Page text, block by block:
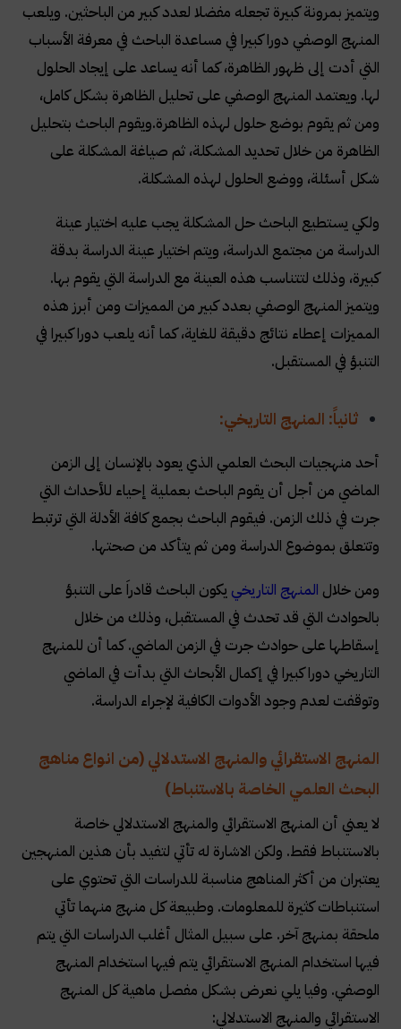
ويتميز بمرونة كبيرة تجعله مفضلا لعدد كبير من الباحثين. ويلعب
المنهج الوصفي دورا كبيرا في مساعدة الباحث في معرفة الأسباب
التي أدت إلى ظهور الظاهرة، كما أنه يساعد على إيجاد الحلول
لها. ويعتمد المنهج الوصفي على تحليل الظاهرة بشكل كامل،
ومن ثم يقوم بوضع حلول لهذه الظاهرة.ويقوم الباحث بتحليل
الظاهرة من خلال تحديد المشكلة، ثم صياغة المشكلة على
شكل أسئلة، ووضع الحلول لهذه المشكلة.
ولكي يستطيع الباحث حل المشكلة يجب عليه اختيار عينة
الدراسة من مجتمع الدراسة، ويتم اختيار عينة الدراسة بدقة
كبيرة، وذلك لتتناسب هذه العينة مع الدراسة التي يقوم بها.
ويتميز المنهج الوصفي بعدد كبير من المميزات ومن أبرز هذه
المميزات إعطاء نتائج دقيقة للغاية، كما أنه يلعب دورا كبيرا في
التنبؤ في المستقبل.
ثانياً: المنهج التاريخي:
أحد منهجيات البحث العلمي الذي يعود بالإنسان إلى الزمن
الماضي من أجل أن يقوم الباحث بعملية إحياء للأحداث التي
جرت في ذلك الزمن. فيقوم الباحث بجمع كافة الأدلة التي ترتبط
وتتعلق بموضوع الدراسة ومن ثم يتأكد من صحتها.
ومن خلال المنهج التاريخي يكون الباحث قادراَ على التنبؤ
بالحوادث التي قد تحدث في المستقبل، وذلك من خلال
إسقاطها على حوادث جرت في الزمن الماضي. كما أن للمنهج
التاريخي دورا كبيرا في إكمال الأبحاث التي بدأت في الماضي
وتوقفت لعدم وجود الأدوات الكافية لإجراء الدراسة.
المنهج الاستقرائي والمنهج الاستدلالي(من انواع مناهج
البحث العلمي الخاصة بالاستنباط)
لا يعني أن المنهج الاستقرائي والمنهج الاستدلالي خاصة
بالاستنباط فقط. ولكن الاشارة له تأتي لتفيد بأن هذين المنهجين
يعتبران من أكثر المناهج مناسبة للدراسات التي تحتوي على
استنباطات كثيرة للمعلومات. وطبيعة كل منهج منهما تأتي
ملحقة بمنهج آخر. على سبيل المثال أغلب الدراسات التي يتم
فيها استخدام المنهج الاستقرائي يتم فيها استخدام المنهج
الوصفي. وفيا يلي نعرض بشكل مفصل ماهية كل المنهج
الاستقرائي والمنهج الاستدلالي: